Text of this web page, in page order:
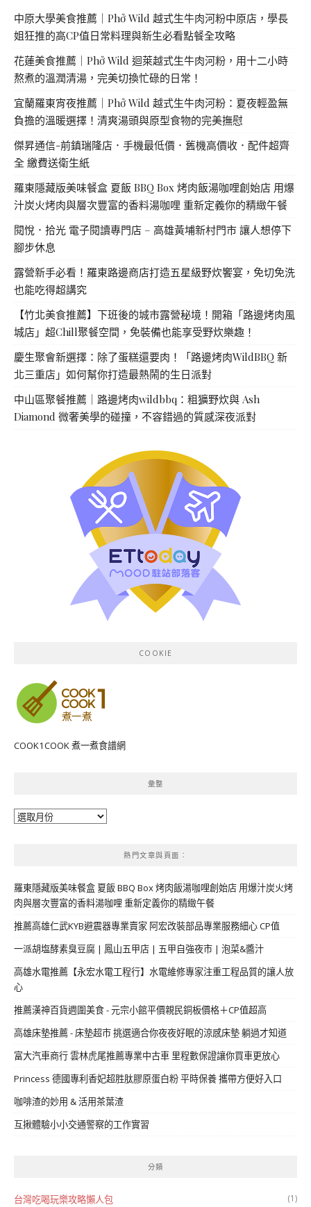
中原大學美食推薦｜Phở Wild 越式生牛肉河粉中原店，學長
姐狂推的高CP值日常料理與新生必看點餐全攻略
花蓮美食推薦｜Phở Wild 迴萊越式生牛肉河粉，用十二小時
熬煮的溫潤清湯，完美切換忙碌的日常！
宜蘭羅東宵夜推薦｜Phở Wild 越式生牛肉河粉：夏夜輕盈無
負擔的溫暖選擇！清爽湯頭與原型食物的完美撫慰
傑昇通信-前鎮瑞隆店．手機最低價．舊機高價收．配件超齊
全 繳費送衛生紙
羅東隱藏版美味餐盒 夏飯 BBQ Box 烤肉飯湯咖哩創始店 用爆
汁炭火烤肉與層次豐富的香料湯咖哩 重新定義你的精緻午餐
閱悅．拾光 電子閱讀專門店 – 高雄黃埔新村門市 讓人想停下
腳步休息
露營新手必看！羅東路邊商店打造五星級野炊饗宴，免切免洗
也能吃得超講究
【竹北美食推薦】下班後的城市露營秘境！開箱「路邊烤肉風
城店」超Chill聚餐空間，免裝備也能享受野炊樂趣！
慶生聚會新選擇：除了蛋糕還要肉！「路邊烤肉WildBBQ 新
北三重店」如何幫你打造最熱鬧的生日派對
中山區聚餐推薦｜路邊烤肉wildbbq：粗獷野炊與 Ash
Diamond 微奢美學的碰撞，不容錯過的質感深夜派對
COOKIE
COOK1COOK 煮一煮食譜網
彙整
彙
熱門文章與頁面︰
羅東隱藏版美味餐盒 夏飯 BBQ Box 烤肉飯湯咖哩創始店 用爆汁炭火烤
肉與層次豐富的香料湯咖哩 重新定義你的精緻午餐
推薦高雄仁武KYB避震器專業賣家 阿宏改裝部品專業服務細心 CP值
一派胡塩酵素臭豆腐 | 鳳山五甲店 | 五甲自強夜市 | 泡菜&醬汁
高雄水電推薦【永宏水電工程行】水電維修專家注重工程品質的讓人放
心
推薦漢神百貨週圍美食 - 元宗小館平價親民銅板價格＋CP值超高
高雄床墊推薦 - 床墊超市 挑選適合你夜夜好眠的涼感床墊 躺過才知道
富大汽車商行 雲林虎尾推薦專業中古車 里程數保證讓你買車更放心
Princess 德國專利香妃超胜肽膠原蛋白粉 平時保養 攜帶方便好入口
咖啡渣的妙用 & 活用茶葉渣
互揪體驗小小交通警察的工作實習
分類
台灣吃喝玩樂攻略懶人包 (1)